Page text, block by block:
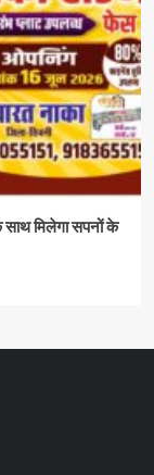
मिलेगा सपनों के